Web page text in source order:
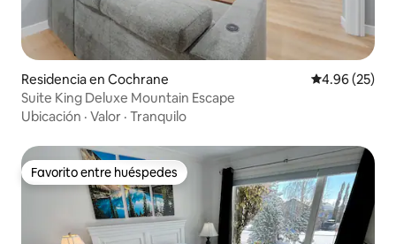
Residencia en Cochrane Calificación
4.96 (25)
Suite King Deluxe Mountain Escape
Ubicación · Valor · Tranquilo
Favorito entre huéspedes
Favorito entre huéspedes